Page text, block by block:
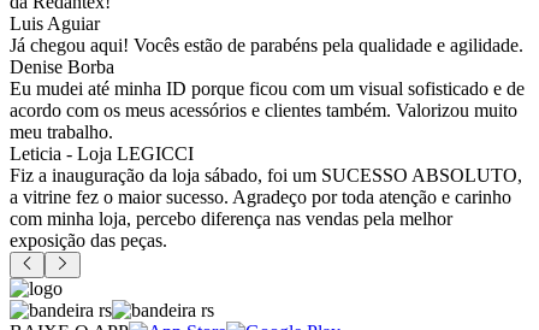
Luis Aguiar
Já chegou aqui! Vocês estão de parabéns pela qualidade e agilidade.
Denise Borba
Eu mudei até minha ID porque ficou com um visual sofisticado e de
acordo com os meus acessórios e clientes também. Valorizou muito
meu trabalho.
Leticia - Loja LEGICCI
Fiz a inauguração da loja sábado, foi um SUCESSO ABSOLUTO,
a vitrine fez o maior sucesso. Agradeço por toda atenção e carinho
com minha loja, percebo diferença nas vendas pela melhor
exposição das peças.